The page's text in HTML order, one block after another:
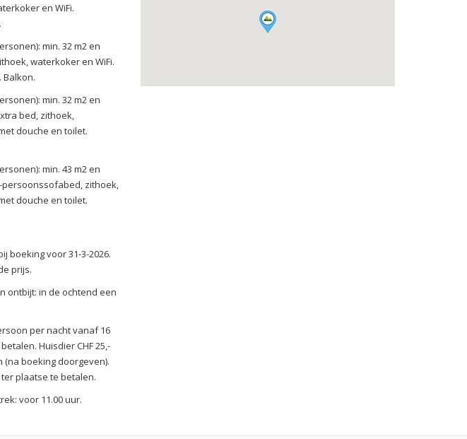
en WiFi.
min. 32 m2 en
waterkoker en WiFi.
Balkon.
min. 32 m2 en
bed, zithoek,
douche en toilet.
min. 43 m2 en
zithoek,
douche en toilet.
boeking voor 31-3-2026.
prijs.
ontbijt: in de ochtend een
per nacht vanaf 16
Huisdier CHF 25,-
boeking doorgeven).
ter plaatse te betalen.
voor 11.00 uur.